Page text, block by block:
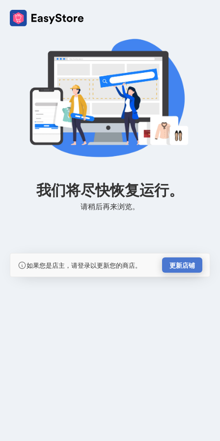
我们将尽快恢复运行。
请稍后再来浏览。
如果您是店主，请登录以更新您的商店。 更新店铺